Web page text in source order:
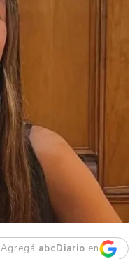
Agregá abcDiario en